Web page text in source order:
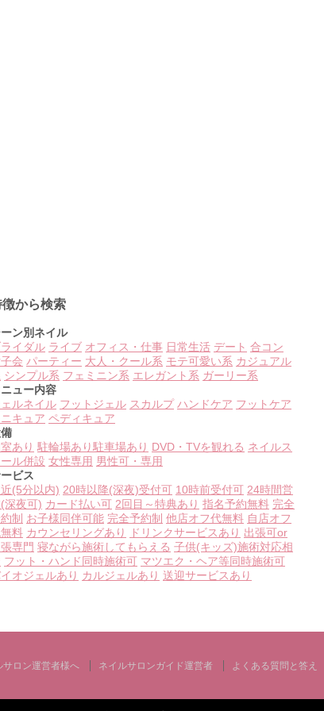
徴から検索
ン別ネイル
イダル ライブ オフィス・仕事 日常生活 デート 合コン
会 パーティー 大人・クール系 モテ可愛い系 カジュアル
シンプル系 フェミニン系 エレガント系 ガーリー系
ュー内容
ェルネイル フットジェル スカルプ ハンドケア フットケア
キュア ペディキュア
あり 駐輪場あり駐車場あり DVD・TVを観れる ネイルス
ル併設 女性専用 男性可・専用
ビス
(5分以内) 20時以降(深夜)受付可 10時前受付可 24時間営
深夜可) カード払い可 2回目～特典あり 指名予約無料 完全
制 お子様同伴可能 完全予約制 他店オフ代無料 自店オフ
料 カウンセリングあり ドリンクサービスあり 出張可or
専門 寝ながら施術してもらえる 子供(キッズ)施術対応相
フット・ハンド同時施術可 マツエク・ヘア等同時施術可
オジェルあり カルジェルあり 送迎サービスあり
サロン運営者様へ ネイルサロンガイド運営者 よくある質問と答え